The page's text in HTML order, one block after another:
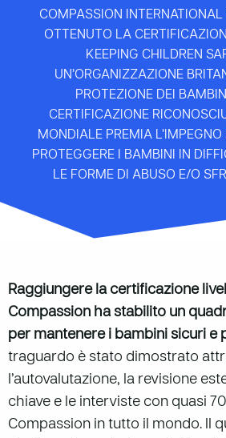
COMPASSION INTERNATIONAL
OTTENUTO LA
KEEPING CHILDREN
UN’ORGANIZZAZIONE
PROTEZIONE DEI
CERTIFICAZIONE
MONDIALE PREMIA
PROTEGGERE I BAMBINI IN
LE FORME DI ABUSO E/O
Raggiungere la certificazione
Compassion ha stabilito un
per mantenere i bambini sicuri e
traguardo è stato dimostrato
l’autovalutazione, la revisione
chiave e le interviste con quasi
Compassion in tutto il mondo. Il